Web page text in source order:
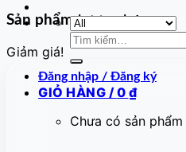
Tìm
Đăng nhập / Đăng ký
GIỎ HÀNG / 0 ₫
Chưa có sản
Sản phẩm tương tự
Giảm giá!